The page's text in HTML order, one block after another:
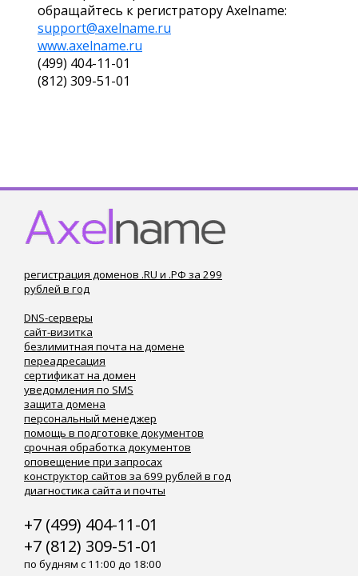
обращайтесь к регистратору Axelname:
support@axelname.ru
www.axelname.ru
(499) 404-11-01
(812) 309-51-01
регистрация доменов .RU и .РФ за 299
рублей в год
DNS-серверы
сайт-визитка
безлимитная почта на домене
переадресация
сертификат на домен
уведомления по SMS
защита домена
персональный менеджер
помощь в подготовке документов
срочная обработка документов
оповещение при запросах
конструктор сайтов за 699 рублей в год
диагностика сайта и почты
+7 (499) 404-11-01
+7 (812) 309-51-01
по будням с 11:00 до 18:00